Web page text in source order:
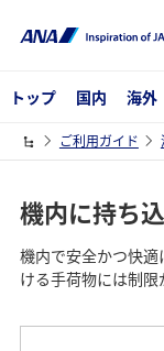
トップ 国内 海外
ご利用ガイド
機内に持ち
機内で安全かつ快
ける手荷物には制限